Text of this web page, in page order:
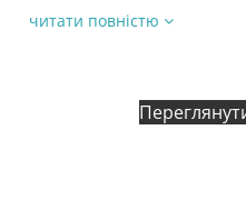
читати повністю